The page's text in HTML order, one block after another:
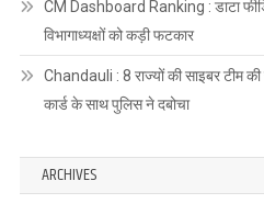
CM Dashboard Ranking : डाटा
विभागाध्यक्षों को कड़ी फटकार
Chandauli : 8 राज्यों की साइबर टीम
कार्ड के साथ पुलिस ने दबोचा
ARCHIVES